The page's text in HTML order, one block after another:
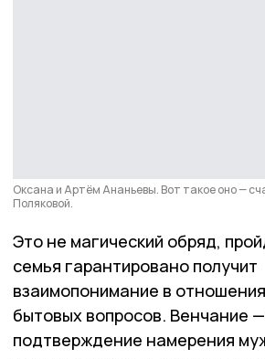
Оксана и Артём Ананьевы. Вот такое оно —
Поляковой.
Это не магический обряд,
семья гарантировано получит
взаимопонимание в
бытовых вопросов. Венчание
подтверждение намерения